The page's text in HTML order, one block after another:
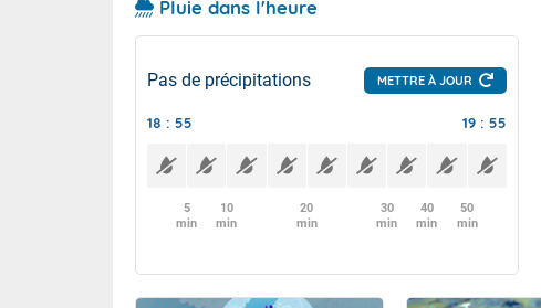
Pluie dans l'heure
Pas de précipitations METTRE À JOUR
18 : 55 19 : 55
5
min
10
min
20
min
30
min
40
min
50
min